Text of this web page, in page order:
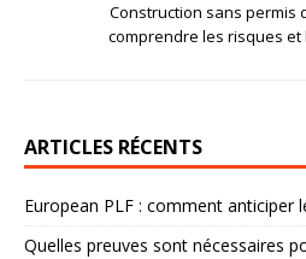
Construction sans permis
comprendre les risques et
ARTICLES RÉCENTS
European PLF : comment anticiper
Quelles preuves sont nécessaires